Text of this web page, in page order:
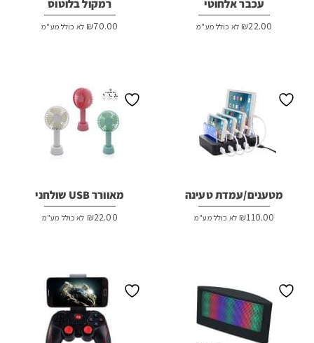
עכבר אלחוטי
₪22.00 לא כולל מע"מ
רמקול בלוטוס
₪70.00 לא כולל מע"מ
מטענים/עמדת טעינה
₪110.00 לא כולל מע"מ
מאוורר USB שולחני
₪22.00 לא כולל מע"מ